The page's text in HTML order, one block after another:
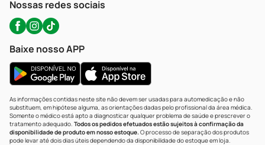
Nossas redes sociais
Baixe nosso APP
As informações contidas neste site não devem ser usadas para automedicação e não
substituem, em hipótese alguma, as orientações dadas pelo profissional da área médica.
Somente o médico está apto a diagnosticar qualquer problema de saúde e prescrever o
tratamento adequado. Todos os pedidos efetuados estão sujeitos à confirmação da
disponibilidade de produto em nosso estoque.O processo de separação dos produtos
pode levar até dois dias úteis dependendo da disponibilidade do estoque em loja.